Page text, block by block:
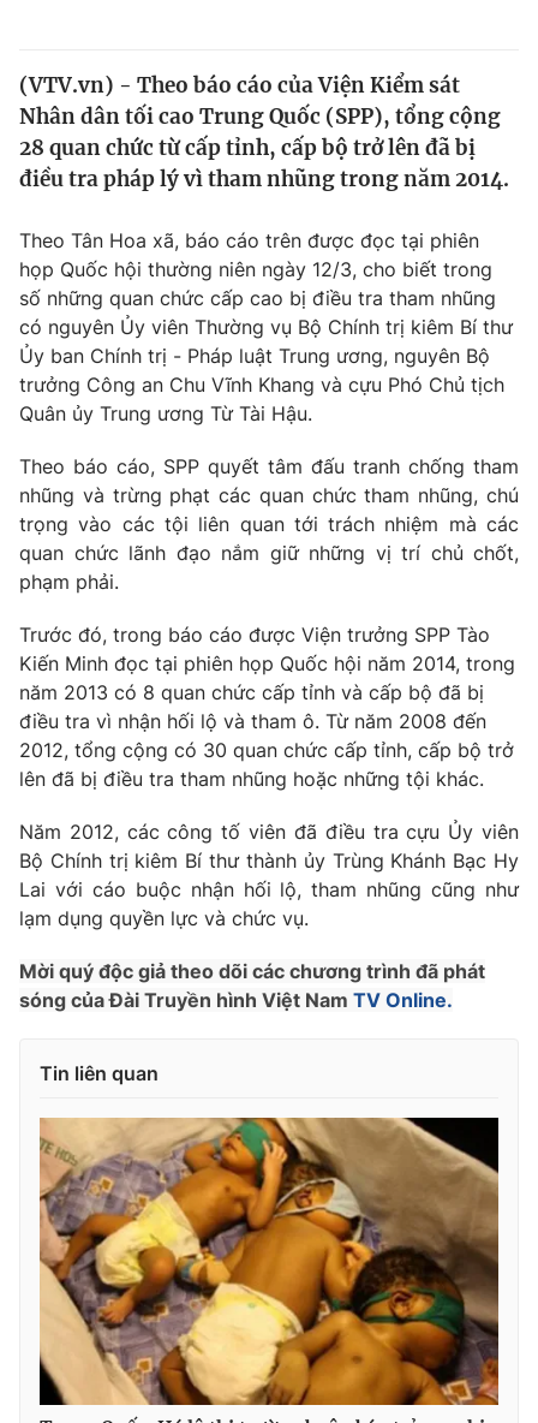
Thế giới
Tin tức
Thế giới đó đây
Câu chuyện quốc tế
Kinh tế
Thị trường
Góc doanh nghiệp
Dữ liệu và đời sống
Truyền hình
Phim VTV
Hậu trường
Khán giả
Giải sao mai
Giải trí
Điện ảnh
Âm nhạc
Sao
Du lịch
Làm đẹp
Chất lượng cuộc sống
Giáo dục
Tuyển sinh
Công nghệ
Hitech Công nghệ tương lai
Sản phẩm
Thị trường
Tư vấn
Giao lưu trực tuyến
Lịch phát sóng
Emagazine Podcast
Photo Infographic
Video Shorts video
VTV Money
VTV Sức khoẻ Bất động sản
Thị trường 24h Tấm lòng Việt
VTV4 Vươn mình bằng AI
VTV8
Liên hệ tòa soạn English
(VTV.vn) - Theo báo cáo của Viện Kiểm sát
Nhân dân tối cao Trung Quốc (SPP), tổng cộng
28 quan chức từ cấp tỉnh, cấp bộ trở lên đã bị
điều tra pháp lý vì tham nhũng trong năm 2014.
Theo Tân Hoa xã, báo cáo trên được đọc tại phiên
họp Quốc hội thường niên ngày 12/3, cho biết trong
số những quan chức cấp cao bị điều tra tham nhũng
có nguyên Ủy viên Thường vụ Bộ Chính trị kiêm Bí thư
Ủy ban Chính trị - Pháp luật Trung ương, nguyên Bộ
trưởng Công an Chu Vĩnh Khang và cựu Phó Chủ tịch
Quân ủy Trung ương Từ Tài Hậu.
Theo báo cáo, SPP quyết tâm đấu tranh chống tham
nhũng và trừng phạt các quan chức tham nhũng, chú
trọng vào các tội liên quan tới trách nhiệm mà các
quan chức lãnh đạo nắm giữ những vị trí chủ chốt,
phạm phải.
Trước đó, trong báo cáo được Viện trưởng SPP Tào
Kiến Minh đọc tại phiên họp Quốc hội năm 2014, trong
năm 2013 có 8 quan chức cấp tỉnh và cấp bộ đã bị
điều tra vì nhận hối lộ và tham ô. Từ năm 2008 đến
2012, tổng cộng có 30 quan chức cấp tỉnh, cấp bộ trở
lên đã bị điều tra tham nhũng hoặc những tội khác.
Năm 2012, các công tố viên đã điều tra cựu Ủy viên
Bộ Chính trị kiêm Bí thư thành ủy Trùng Khánh Bạc Hy
Lai với cáo buộc nhận hối lộ, tham nhũng cũng như
lạm dụng quyền lực và chức vụ.
Mời quý độc giả theo dõi các chương trình đã phát
sóng của Đài Truyền hình Việt Nam TV Online.
Tin liên quan